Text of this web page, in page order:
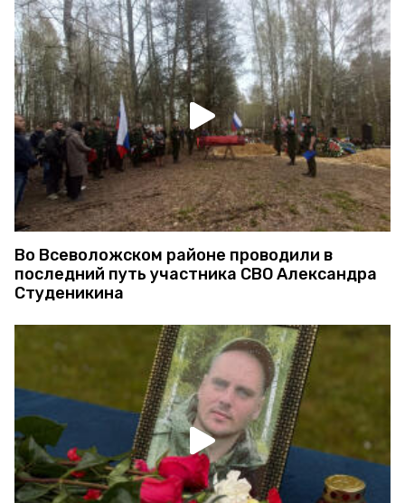
Во Всеволожском районе проводили в
последний путь участника СВО Александра
Студеникина